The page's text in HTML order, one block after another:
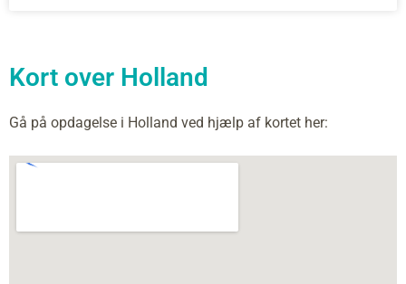
Kort over Holland
Gå på opdagelse i Holland ved hjælp af kortet her: